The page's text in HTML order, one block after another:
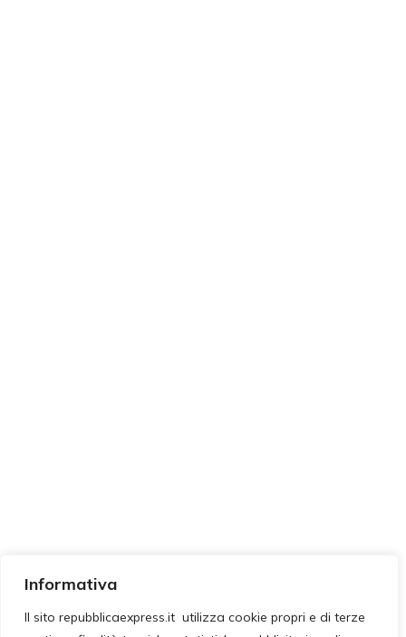
Informativa
Il sito repubblicaexpress.it utilizza cookie propri e di terze